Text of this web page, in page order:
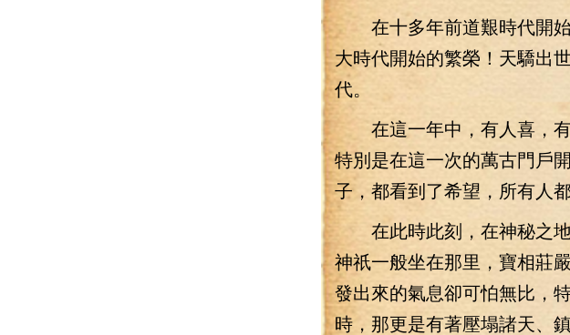
在十多年前道艱時代開始
大時代開始的繁榮！天驕出
代。
在這一年中，有人喜，有
特別是在這一次的萬古門戶
子，都看到了希望，所有人
在此時此刻，在神秘之地
神祇一般坐在那里，寶相莊
發出來的氣息卻可怕無比，
時，那更是有著壓塌諸天、